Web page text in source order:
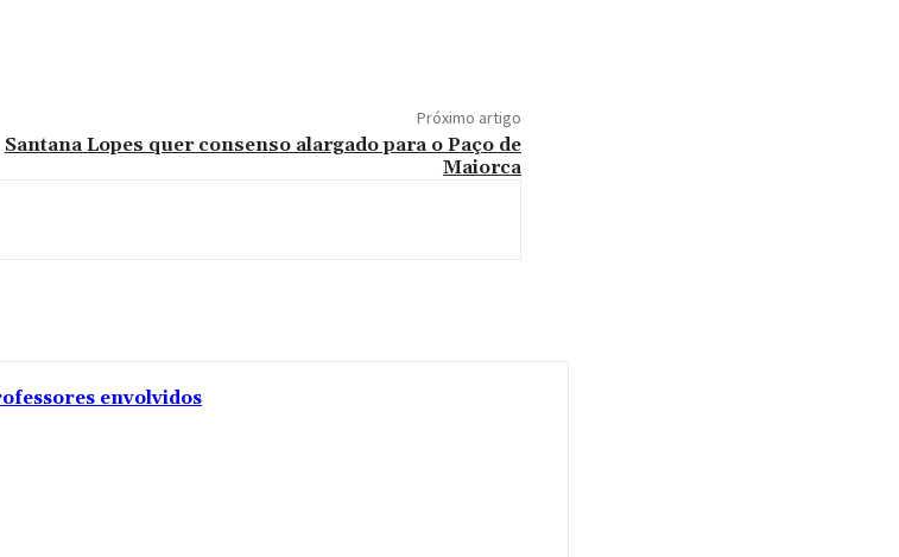
Próximo artigo
Santana Lopes quer consenso alargado para o Paço de
Maiorca
envolvidos